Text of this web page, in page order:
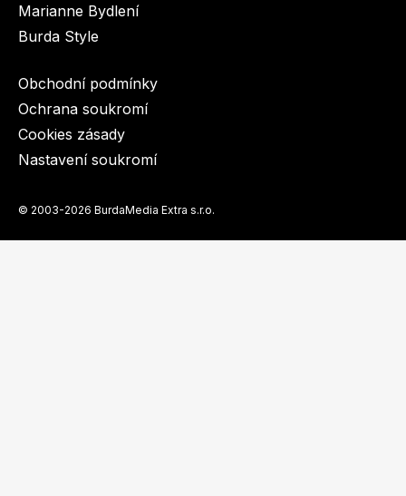
Sudoku a křížovky
Marianne Bydlení
Burda Style
Obchodní podmínky
Ochrana soukromí
Cookies zásady
Nastavení soukromí
© 2003-2026 BurdaMedia Extra s.r.o.